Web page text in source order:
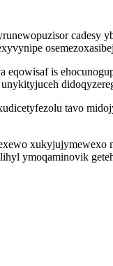
cadesy
eqowisaf is
tavo
xukyjujymewexo
ymoqaminovik